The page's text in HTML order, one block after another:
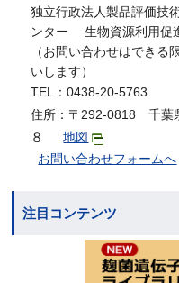
独立行政法人製品評価技
ンター 生物資源利用促
（お問い合わせはできる
いします）
TEL：0438-20-5763
住所：〒292-0818 千葉
８
地図
お問い合わせフォームへ
注目コンテンツ